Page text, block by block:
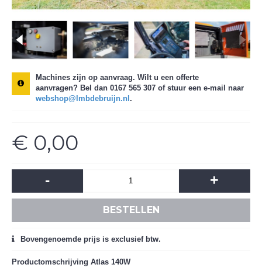
Machines zijn op aanvraag. Wilt u een offerte
aanvragen? Bel dan 0167 565 307 of stuur een e-mail naar
webshop@lmbdebruijn.nl .
€ 0,00
- +
BESTELLEN
Bovengenoemde prijs is exclusief btw.
Productomschrijving Atlas 140W